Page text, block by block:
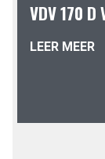
VDV 170
LEER MEER